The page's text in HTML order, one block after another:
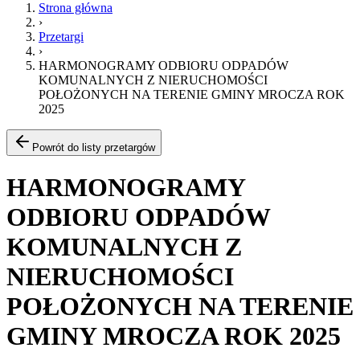
Strona główna
›
Przetargi
›
HARMONOGRAMY ODBIORU ODPADÓW
KOMUNALNYCH Z NIERUCHOMOŚCI
POŁOŻONYCH NA TERENIE GMINY MROCZA ROK
2025
Powrót do listy przetargów
HARMONOGRAMY
ODBIORU ODPADÓW
KOMUNALNYCH Z
NIERUCHOMOŚCI
POŁOŻONYCH NA TERENIE
GMINY MROCZA ROK 2025